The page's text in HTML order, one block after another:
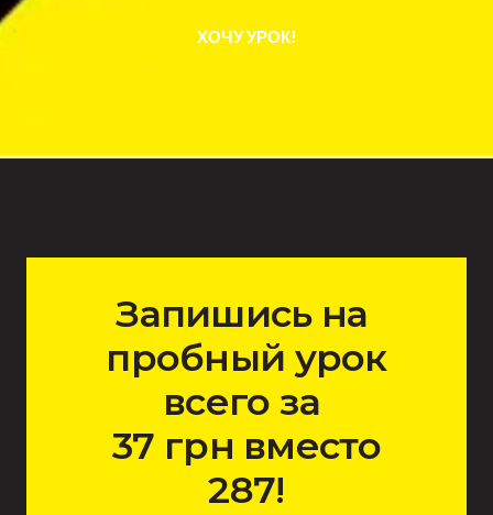
ХОЧУ УРОК!
Запишись на
пробный урок
всего за
37 грн вместо
287!